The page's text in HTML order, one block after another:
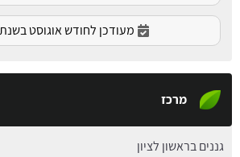
מעודכן לחודש אוגוסט בשנת
מרכז
גננים בראשון לציון